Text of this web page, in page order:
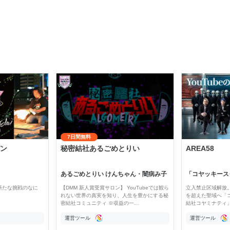
たな挑戦のなに
7日間無料
秘密結社あるごめとりい
あるごめとりい けんちゃん・闇病み子
【DMM 新人賞受賞サロン】 YouTubeでは観ら
れない世界の真実を知り、人生を豊かにする秘
密結社コミュニティ ※収益の一…
運営ツール
AREA58
立入禁止区域解放
を超えた聖域へ「
結社コヤミナティ
運営ツール